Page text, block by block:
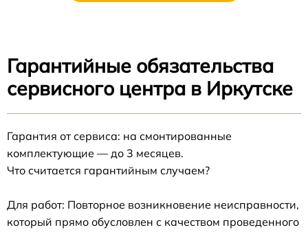
Гарантийные обязательства
сервисного центра в Иркутске
Гарантия от сервиса: на смонтированные
комплектующие — до 3 месяцев.
Что считается гарантийным случаем?
Для работ: Повторное возникновение неисправности,
который прямо обусловлен с качеством проведенного